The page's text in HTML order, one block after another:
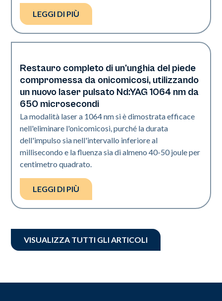
LEGGI DI PIÙ
Unghie
Restauro completo di un'unghia del piede
compromessa da onicomicosi, utilizzando
un nuovo laser pulsato Nd:YAG 1064 nm da
650 microsecondi
La modalità laser a 1064 nm si è dimostrata efficace
nell'eliminare l'onicomicosi, purché la durata
dell'impulso sia nell'intervallo inferiore al
millisecondo e la fluenza sia di almeno 40-50 joule per
centimetro quadrato.
LEGGI DI PIÙ
VISUALIZZA TUTTI GLI ARTICOLI